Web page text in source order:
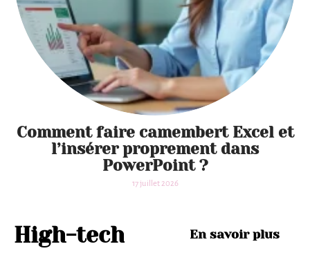
Comment faire camembert Excel et
l’insérer proprement dans
PowerPoint ?
17 juillet 2026
High-tech En savoir plus
Non
enreg
istré
résea